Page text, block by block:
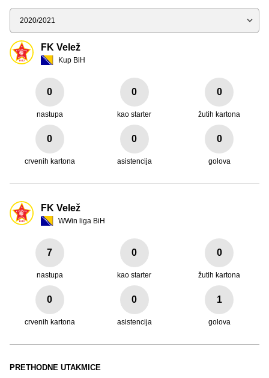
Sezona
FK Velež
Kup BiH
0
nastupa
0
kao starter
0
žutih kartona
0
crvenih kartona
0
asistencija
0
golova
FK Velež
WWin liga BiH
7
nastupa
0
kao starter
0
žutih kartona
0
crvenih kartona
0
asistencija
1
golova
PRETHODNE UTAKMICE